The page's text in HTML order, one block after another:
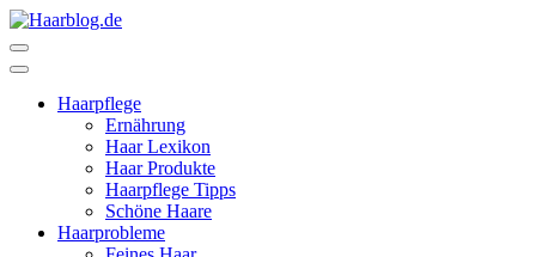
Zum
Inhalt
springen
drücken)Haarpflege
Ernährung
Haar Lexikon
Haar Produkte
Haarpflege Tipps
Schöne Haare
Haarprobleme